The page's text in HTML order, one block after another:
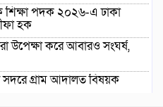
শিক্ষা পদক ২০২৬-এ ঢাকা
হক
উপেক্ষা করে আবারও সংঘর্ষ,
সদরে গ্রাম আদালত বিষয়ক